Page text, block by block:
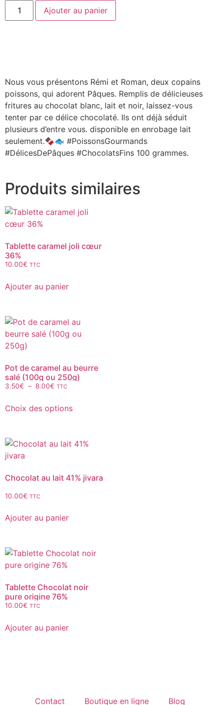
Ajouter au panier
Nous vous présentons Rémi et Roman, deux copains
poissons, qui adorent Pâques. Remplis de délicieuses
fritures au chocolat blanc, lait et noir, laissez-vous
tenter par ce délice chocolaté. Ils ont déjà séduit
plusieurs d’entre vous. disponible en enrobage lait
seulement.🍫🐟 #PoissonsGourmands
#DélicesDePâques #ChocolatsFins 100 grammes.
Produits similaires
Tablette caramel joli cœur
36%
10.00€ TTC
Ajouter au panier
Pot de caramel au beurre
salé (100g ou 250g)
3.50€ – 8.00€ TTC
Choix des options
Chocolat au lait 41% jivara
10.00€ TTC
Ajouter au panier
Tablette Chocolat noir
pure origine 76%
10.00€ TTC
Ajouter au panier
Contact Boutique en ligne Blog